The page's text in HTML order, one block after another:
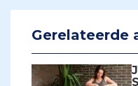
Gerelateerde